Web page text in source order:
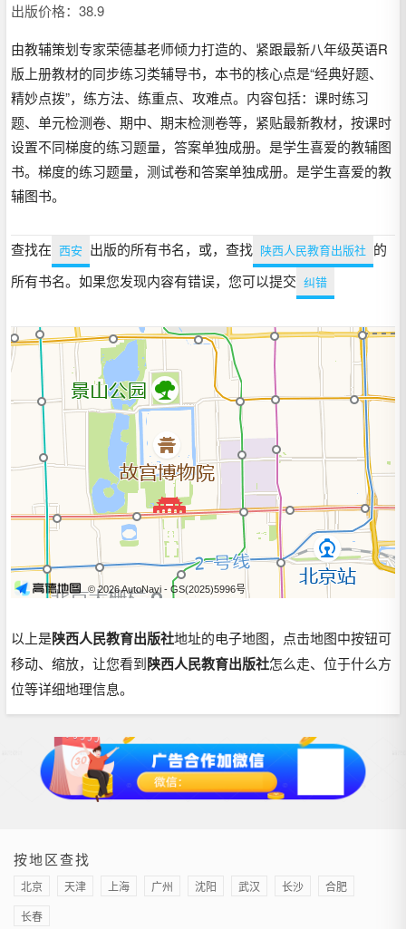
出版价格：38.9
由教辅策划专家荣德基老师倾力打造的、紧跟最新八年级英语R
版上册教材的同步练习类辅导书，本书的核心点是“经典好题、
精妙点拨”，练方法、练重点、攻难点。内容包括：课时练习
题、单元检测卷、期中、期末检测卷等，紧贴最新教材，按课时
设置不同梯度的练习题量，答案单独成册。是学生喜爱的教辅图
书。梯度的练习题量，测试卷和答案单独成册。是学生喜爱的教
辅图书。
查找在 西安 出版的所有书名，或，查找 陕西人民教育出版社 的
所有书名。如果您发现内容有错误，您可以提交 纠错
© 2026 AutoNavi - GS(2025)5996号
以上是陕西人民教育出版社地址的电子地图，点击地图中按钮可
移动、缩放，让您看到陕西人民教育出版社怎么走、位于什么方
位等详细地理信息。
按地区查找
北京 天津 上海 广州 沈阳 武汉 长沙
合肥
长春